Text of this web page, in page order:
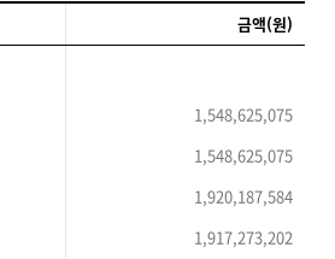
금액(원)
1,548,625,075
1,548,625,075
1,920,187,584
1,917,273,202